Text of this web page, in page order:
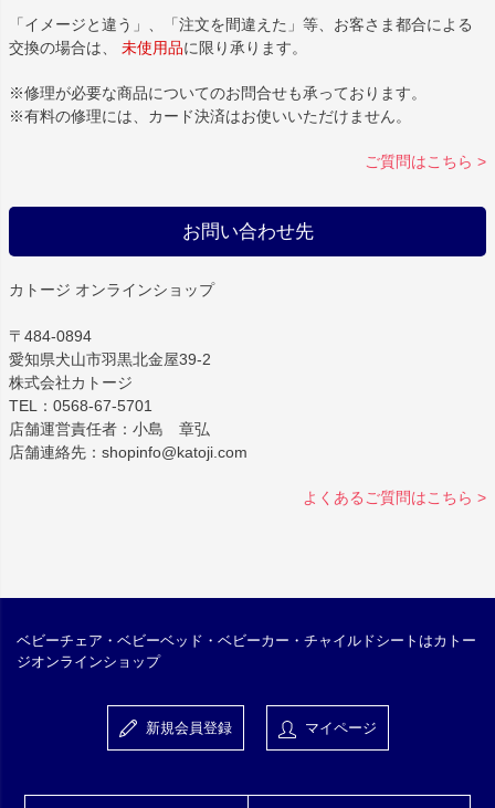
「イメージと違う」、「注文を間違えた」等、お客さま都合による
交換の場合は、 未使用品に限り承ります。
※修理が必要な商品についてのお問合せも承っております。
※有料の修理には、カード決済はお使いいただけません。
ご質問はこちら >
お問い合わせ先
カトージ オンラインショップ
〒484-0894
愛知県犬山市羽黒北金屋39-2
株式会社カトージ
TEL：0568-67-5701
店舗運営責任者：小島 章弘
店舗連絡先：shopinfo@katoji.com
よくあるご質問はこちら >
ベビーチェア・ベビーベッド・ベビーカー・チャイルドシートはカトー
ジオンラインショップ
新規会員登録 マイページ